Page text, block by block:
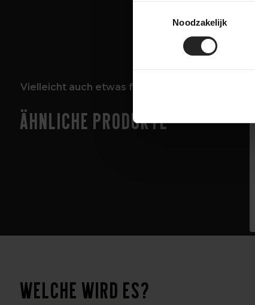
Noodzakelijk
Vielleicht auch etwas für dich!
Ähnliche Produkte
Welche wird es?